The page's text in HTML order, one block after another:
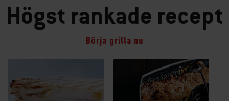
Högst rankade recept
Börja grilla nu